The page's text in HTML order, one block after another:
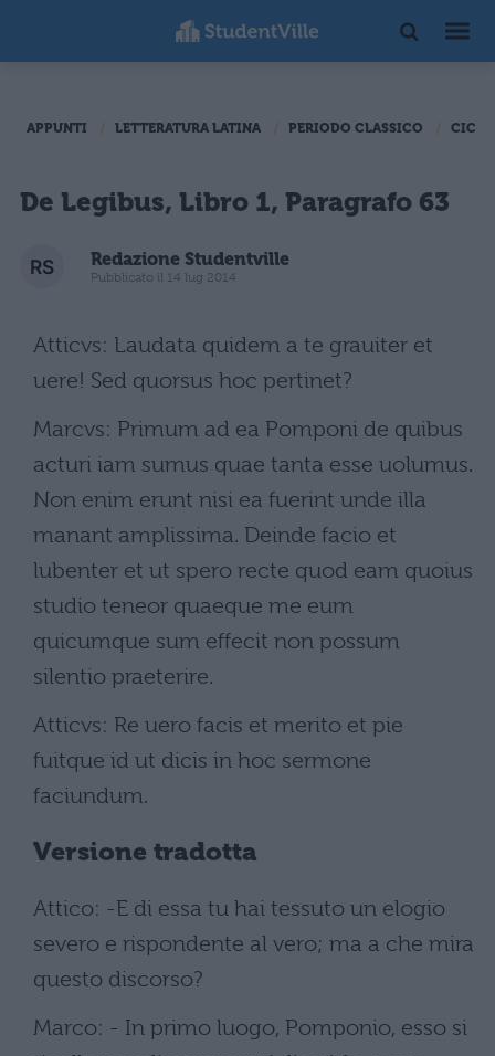
APPUNTI LETTERATURA LATINA PERIODO CLASSICO
De Legibus, Libro 1, Paragrafo 63
Redazione Studentville
Pubblicato il 14 lug 2014
Atticvs: Laudata quidem a te grauiter et
uere! Sed quorsus hoc pertinet?
Marcvs: Primum ad ea Pomponi de quibus
acturi iam sumus quae tanta esse uolumus.
Non enim erunt nisi ea fuerint unde illa
manant amplissima. Deinde facio et
lubenter et ut spero recte quod eam quoius
studio teneor quaeque me eum
quicumque sum effecit non possum
silentio praeterire.
Atticvs: Re uero facis et merito et pie
fuitque id ut dicis in hoc sermone
faciundum.
Versione tradotta
Attico: -E di essa tu hai tessuto un elogio
severo e rispondente al vero; ma a che mira
questo discorso?
Marco: - In primo luogo, Pomponio, esso si